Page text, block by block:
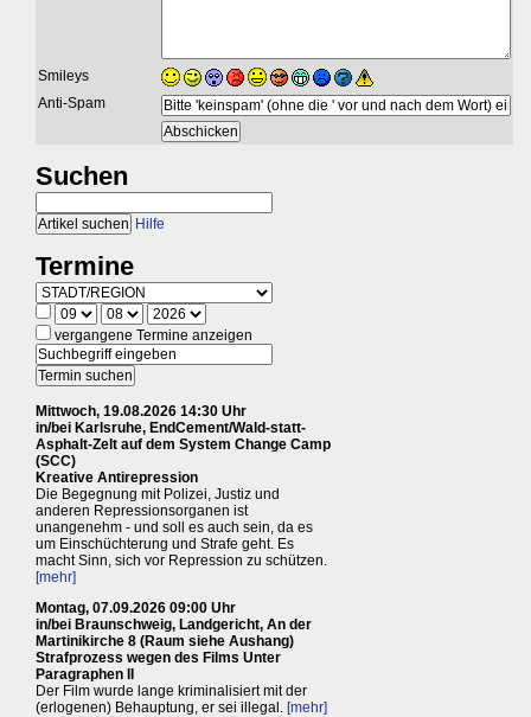
Smileys
Anti-Spam
Suchen
Hilfe
Termine
vergangene Termine anzeigen
Mittwoch, 19.08.2026 14:30 Uhr
in/bei Karlsruhe, EndCement/Wald-statt-
Asphalt-Zelt auf dem System Change Camp
(SCC)
Kreative Antirepression
Die Begegnung mit Polizei, Justiz und
anderen Repressionsorganen ist
unangenehm - und soll es auch sein, da es
um Einschüchterung und Strafe geht. Es
macht Sinn, sich vor Repression zu schützen.
[mehr]
Montag, 07.09.2026 09:00 Uhr
in/bei Braunschweig, Landgericht, An der
Martinikirche 8 (Raum siehe Aushang)
Strafprozess wegen des Films Unter
Paragraphen II
Der Film wurde lange kriminalisiert mit der
(erlogenen) Behauptung, er sei illegal. [mehr]